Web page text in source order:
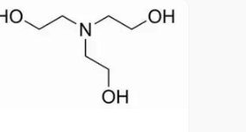
Vista Previa